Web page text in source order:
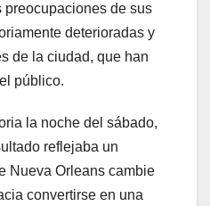
de sus
deterioradas y
de la ciudad, que han
público.
la noche del sábado,
reflejaba un
Nueva Orleans cambie
convertirse en una